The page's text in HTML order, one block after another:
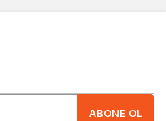
ABONE OL